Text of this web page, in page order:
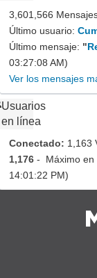
3,601,566
Último usuario:
Último mensaje: "
03:27:08 AM)
Ver los mensajes
Usuarios
en línea
Conectado: 1,163
1,176 - Máximo en
14:01:22 PM)